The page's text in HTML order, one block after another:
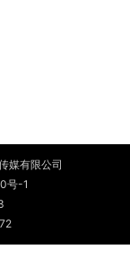
媒有限公司
号-1